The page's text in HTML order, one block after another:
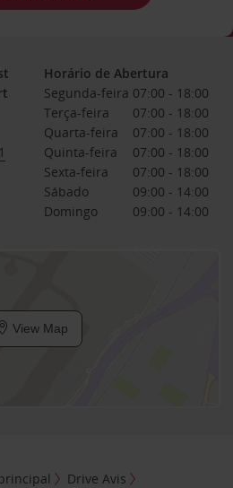
Horário de Abertura
Segunda-feira 07:00 - 18:00
Terça-feira
07:00 - 18:00
Quarta-feira
07:00 - 18:00
Quinta-feira
07:00 - 18:00
Sexta-feira
07:00 - 18:00
Sábado
09:00 - 14:00
Domingo
09:00 - 14:00
View Map
Drive Avis